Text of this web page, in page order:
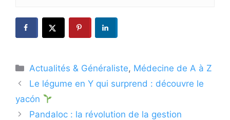
Catégories
Actualités & Généraliste, Médecine de A à Z
Le légume en Y qui surprend : découvre le
yacón
Pandaloc : la révolution de la gestion